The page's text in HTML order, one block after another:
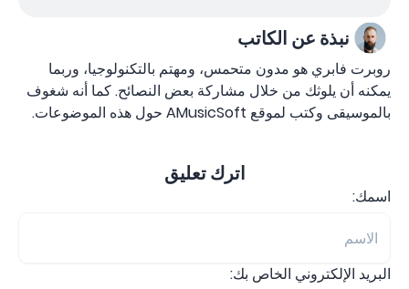
نبذة عن الكاتب
روبرت فابري هو مدون متحمس، ومهتم بالتكنولوجيا، وربما
يمكنه أن يلوثك من خلال مشاركة بعض النصائح. كما أنه شغوف
بالموسيقى وكتب لموقع AMusicSoft حول هذه الموضوعات.
اترك تعليق
اسمك:
البريد الإلكتروني الخاص بك: